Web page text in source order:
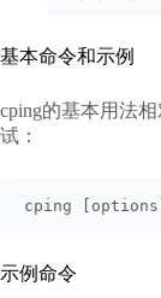
基本命令和示例
cping的基本用法
试：
cping
示例命令